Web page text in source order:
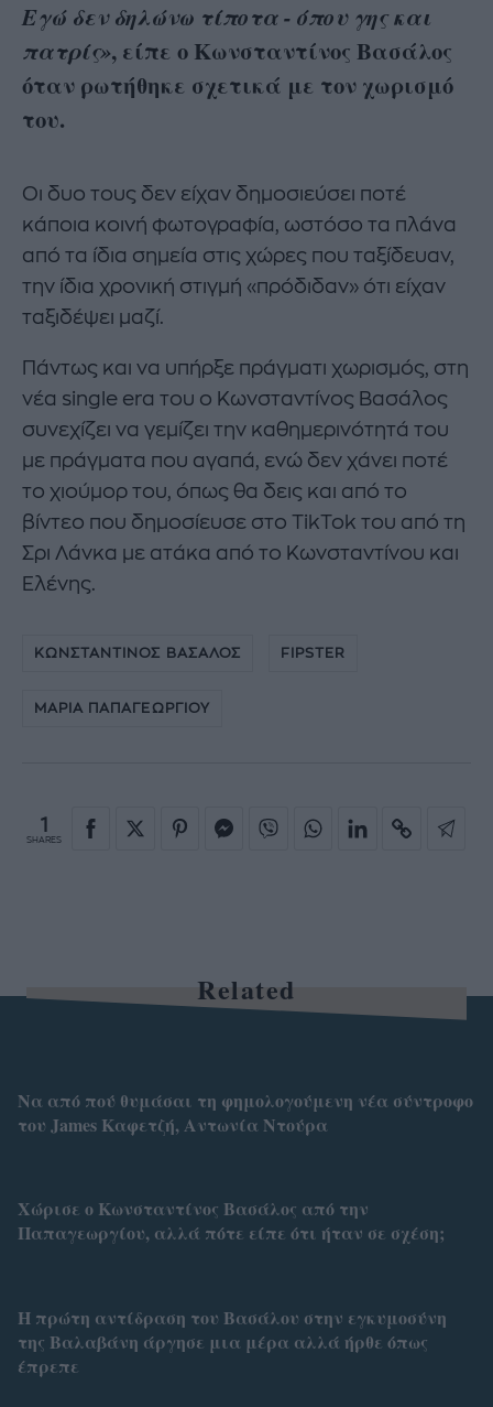
Eγώ δεν δηλώνω τίποτα - όπου γης και
πατρίς», είπε ο Κωνσταντίνος Βασάλος
όταν ρωτήθηκε σχετικά με τον χωρισμό
του.
Οι δυο τους δεν είχαν δημοσιεύσει ποτέ
κάποια κοινή φωτογραφία, ωστόσο τα πλάνα
από τα ίδια σημεία στις χώρες που ταξίδευαν,
την ίδια χρονική στιγμή «πρόδιδαν» ότι είχαν
ταξιδέψει μαζί.
Πάντως και να υπήρξε πράγματι χωρισμός, στη
νέα single era του ο Κωνσταντίνος Βασάλος
συνεχίζει να γεμίζει την καθημερινότητά του
με πράγματα που αγαπά, ενώ δεν χάνει ποτέ
το χιούμορ του, όπως θα δεις και από το
βίντεο που δημοσίευσε στο TikTok του από τη
Σρι Λάνκα με ατάκα από το Κωνσταντίνου και
Ελένης.
ΚΩΝΣΤΑΝΤΙΝΟΣ ΒΑΣΑΛΟΣ FIPSTER
ΜΑΡΙΑ ΠΑΠΑΓΕΩΡΓΙΟΥ
1
SHARES
Related
Να από πού θυμάσαι τη φημολογούμενη νέα σύντροφο
του James Καφετζή, Αντωνία Ντούρα
Χώρισε ο Κωνσταντίνος Βασάλος από την
Παπαγεωργίου, αλλά πότε είπε ότι ήταν σε σχέση;
Η πρώτη αντίδραση του Βασάλου στην εγκυμοσύνη
της Βαλαβάνη άργησε μια μέρα αλλά ήρθε όπως
έπρεπε